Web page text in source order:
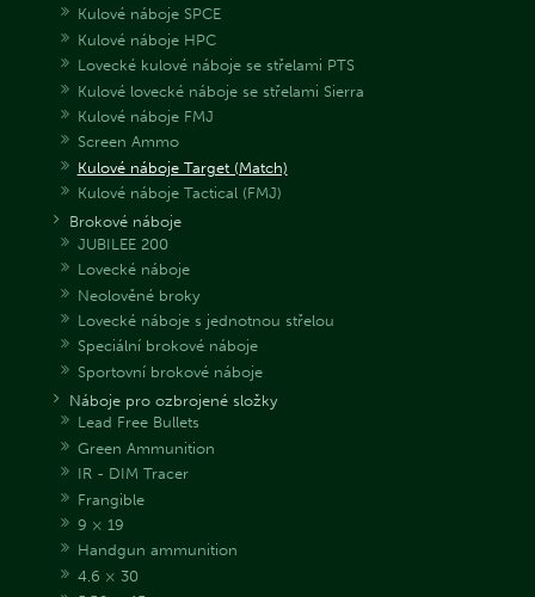
Kulové náboje SPCE
Kulové náboje HPC
Lovecké kulové náboje se střelami PTS
Kulové lovecké náboje se střelami Sierra
Kulové náboje FMJ
Screen Ammo
Kulové náboje Target (Match)
Kulové náboje Tactical (FMJ)
Brokové náboje
JUBILEE 200
Lovecké náboje
Neolověné broky
Lovecké náboje s jednotnou střelou
Speciální brokové náboje
Sportovní brokové náboje
Náboje pro ozbrojené složky
Lead Free Bullets
Green Ammunition
IR - DIM Tracer
Frangible
9 × 19
Handgun ammunition
4.6 × 30